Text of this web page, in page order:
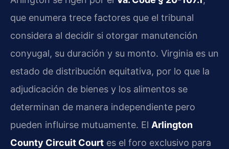
que enumera trece factores que el tribunal
considera al decidir si otorgar manutención
conyugal, su duración y su monto. Virginia es un
estado de distribución equitativa, por lo que la
adjudicación de bienes y los alimentos se
determinan de manera independiente pero
pueden influirse mutuamente. El Arlington
County Circuit Court es el foro exclusivo para